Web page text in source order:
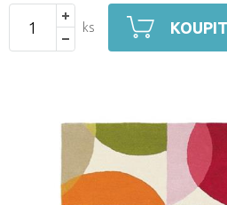
ks KOUPIT